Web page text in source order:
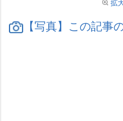
拡
【写真】この記事